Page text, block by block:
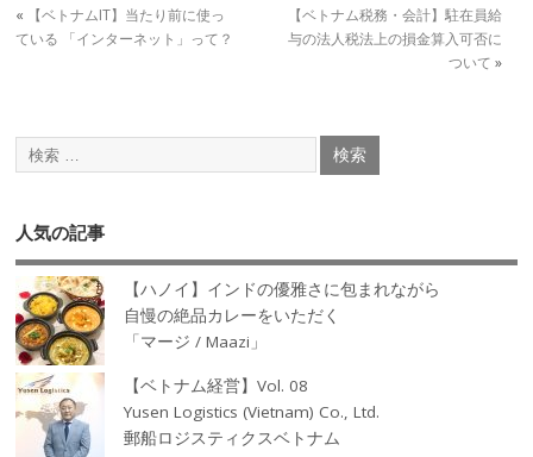
«
【ベトナムIT】当たり前に使っ
ている 「インターネット」って？
【ベトナム税務・会計】駐在員給
与の法人税法上の損金算入可否に
ついて »
人気の記事
【ハノイ】インドの優雅さに包まれながら
自慢の絶品カレーをいただく
「マージ / Maazi」
【ベトナム経営】Vol. 08
Yusen Logistics (Vietnam) Co., Ltd.
郵船ロジスティクスベトナム